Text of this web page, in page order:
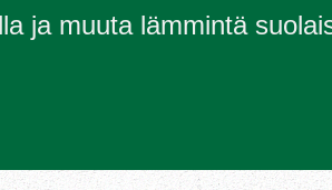
ja muuta lämmintä